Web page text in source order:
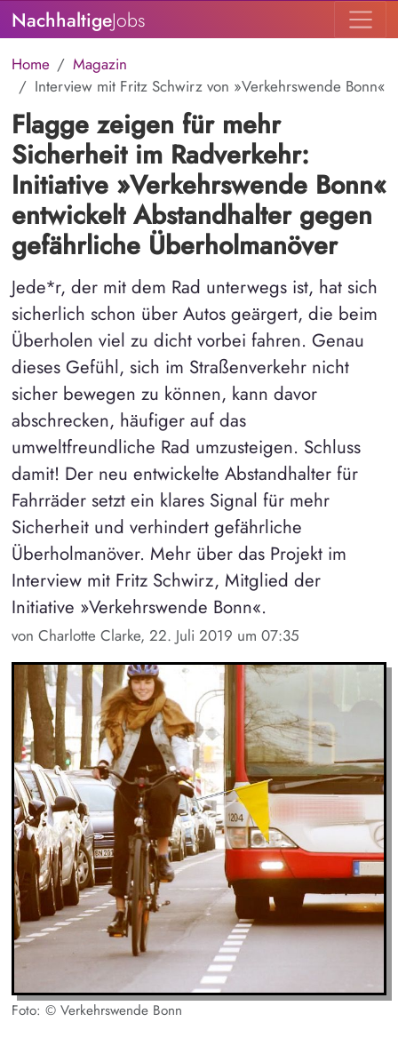
NachhaltigeJobs
Home
Magazin
Interview mit Fritz Schwirz von »Verkehrswende Bonn«
Flagge zeigen für mehr
Sicherheit im Radverkehr:
Initiative »Verkehrswende Bonn«
entwickelt Abstandhalter gegen
gefährliche Überholmanöver
Jede*r, der mit dem Rad unterwegs ist, hat sich
sicherlich schon über Autos geärgert, die beim
Überholen viel zu dicht vorbei fahren. Genau
dieses Gefühl, sich im Straßenverkehr nicht
sicher bewegen zu können, kann davor
abschrecken, häufiger auf das
umweltfreundliche Rad umzusteigen. Schluss
damit! Der neu entwickelte Abstandhalter für
Fahrräder setzt ein klares Signal für mehr
Sicherheit und verhindert gefährliche
Überholmanöver. Mehr über das Projekt im
Interview mit Fritz Schwirz, Mitglied der
Initiative »Verkehrswende Bonn«.
von Charlotte Clarke, 22. Juli 2019 um 07:35
Foto: © Verkehrswende Bonn